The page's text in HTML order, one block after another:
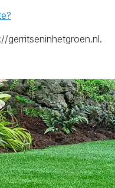
gerritseninhetgroen.nl.